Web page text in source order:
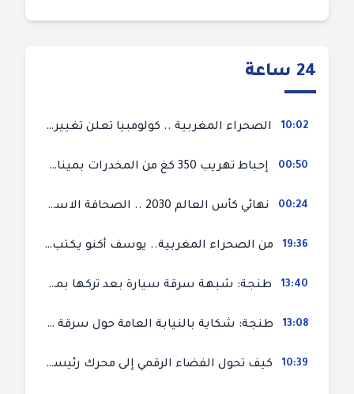
24 ساعة
10:02 الصحراء المغربية .. كولومبيا تعلن تغييرا في موقفها وتعترف بسيادة المغرب على صحرائه
00:50 إحباط تهريب 350 كغ من المخدرات بميناء طنجة المتوسط
00:24 نهائي كأس العالم 2030 .. الصحافة الاسبانية قلقة من حسم الملف لصالح المغرب و”تتهم رئيس الفيفا”
19:36 من الصحراء المغربية.. يوسف أكنو يكتب عن أزمة سبتة المحتلة ويؤكد ان الهجرة السرية ليست حلا وبناء الوطن هو الخيار الأفضل
13:40 طنجة: شبهة سرقة سيارة بعد تركها بمحل ميكانيك للإصلاح
13:08 طنجة: شكاية بالنيابة العامة حول سرقة سيارة تركها صاحبها بمحل ميكانيك للإصلاح
10:39 كيف تحول الفضاء الرقمي إلى محرك رئيسي لأحداث الهجرة في سبتة؟